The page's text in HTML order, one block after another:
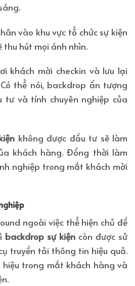
vào khu vực tổ chức sự kiện
hút mọi ánh nhìn.
khách mời checkin và lưu lại
thể nói, backdrop ấn tượng
tư và tính chuyên nghiệp của
không được đầu tư sẽ làm
khách hàng. Đồng thời làm
nghiệp trong mắt khách mời
ngoài việc thể hiện chủ đề
backdrop sự kiện còn được sử
truyền tải thông tin hiệu quả.
trong mắt khách hàng và